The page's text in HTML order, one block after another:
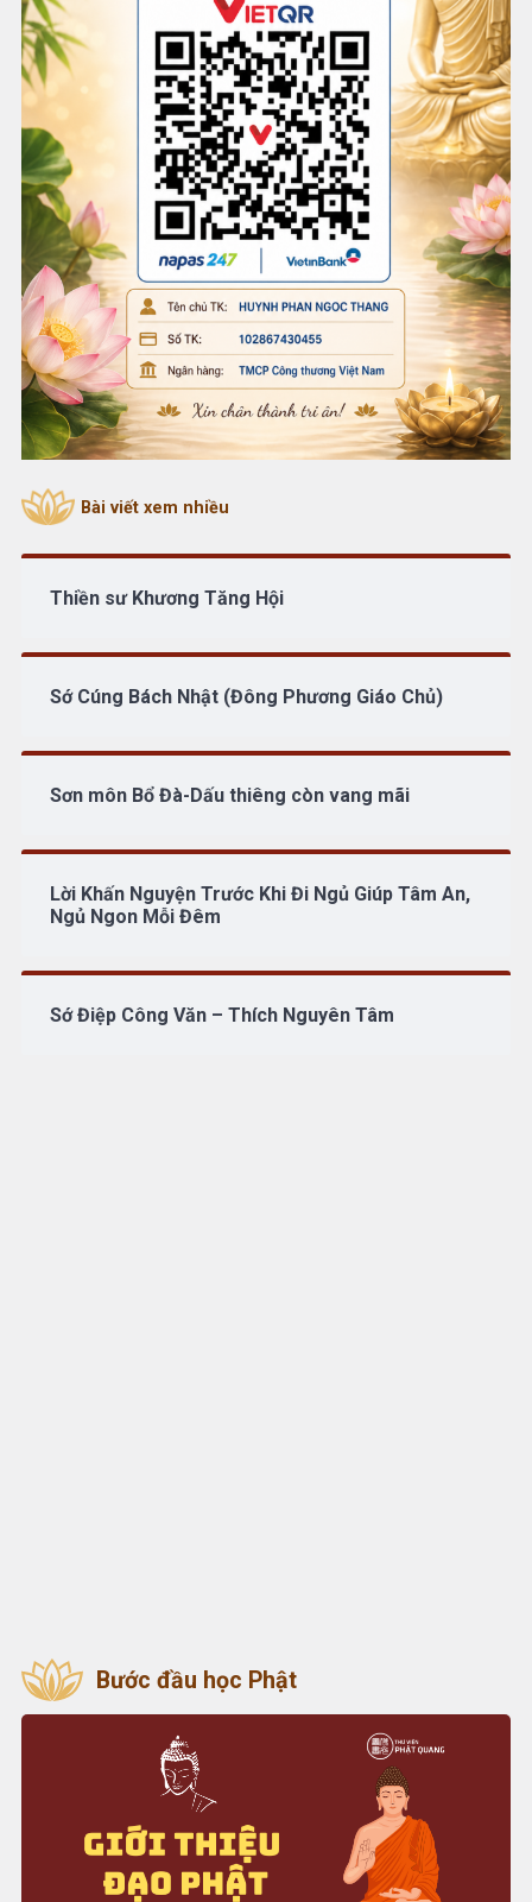
Bài viết xem nhiều
Thiền sư Khương Tăng Hội
Sớ Cúng Bách Nhật (Đông Phương Giáo Chủ)
Sơn môn Bổ Đà-Dấu thiêng còn vang mãi
Lời Khấn Nguyện Trước Khi Đi Ngủ Giúp Tâm An,
Ngủ Ngon Mỗi Đêm
Sớ Điệp Công Văn – Thích Nguyên Tâm
Bước đầu học Phật